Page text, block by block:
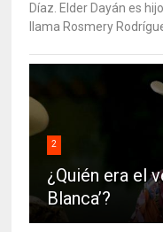
Díaz. Elder Dayán es
llama Rosmery
2
¿Quién era el
Blanca’?